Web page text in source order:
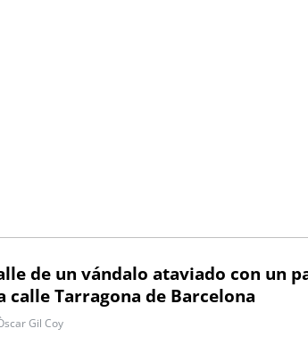
de un vándalo ataviado con un
calle Tarragona de Barcelona
Gil Coy